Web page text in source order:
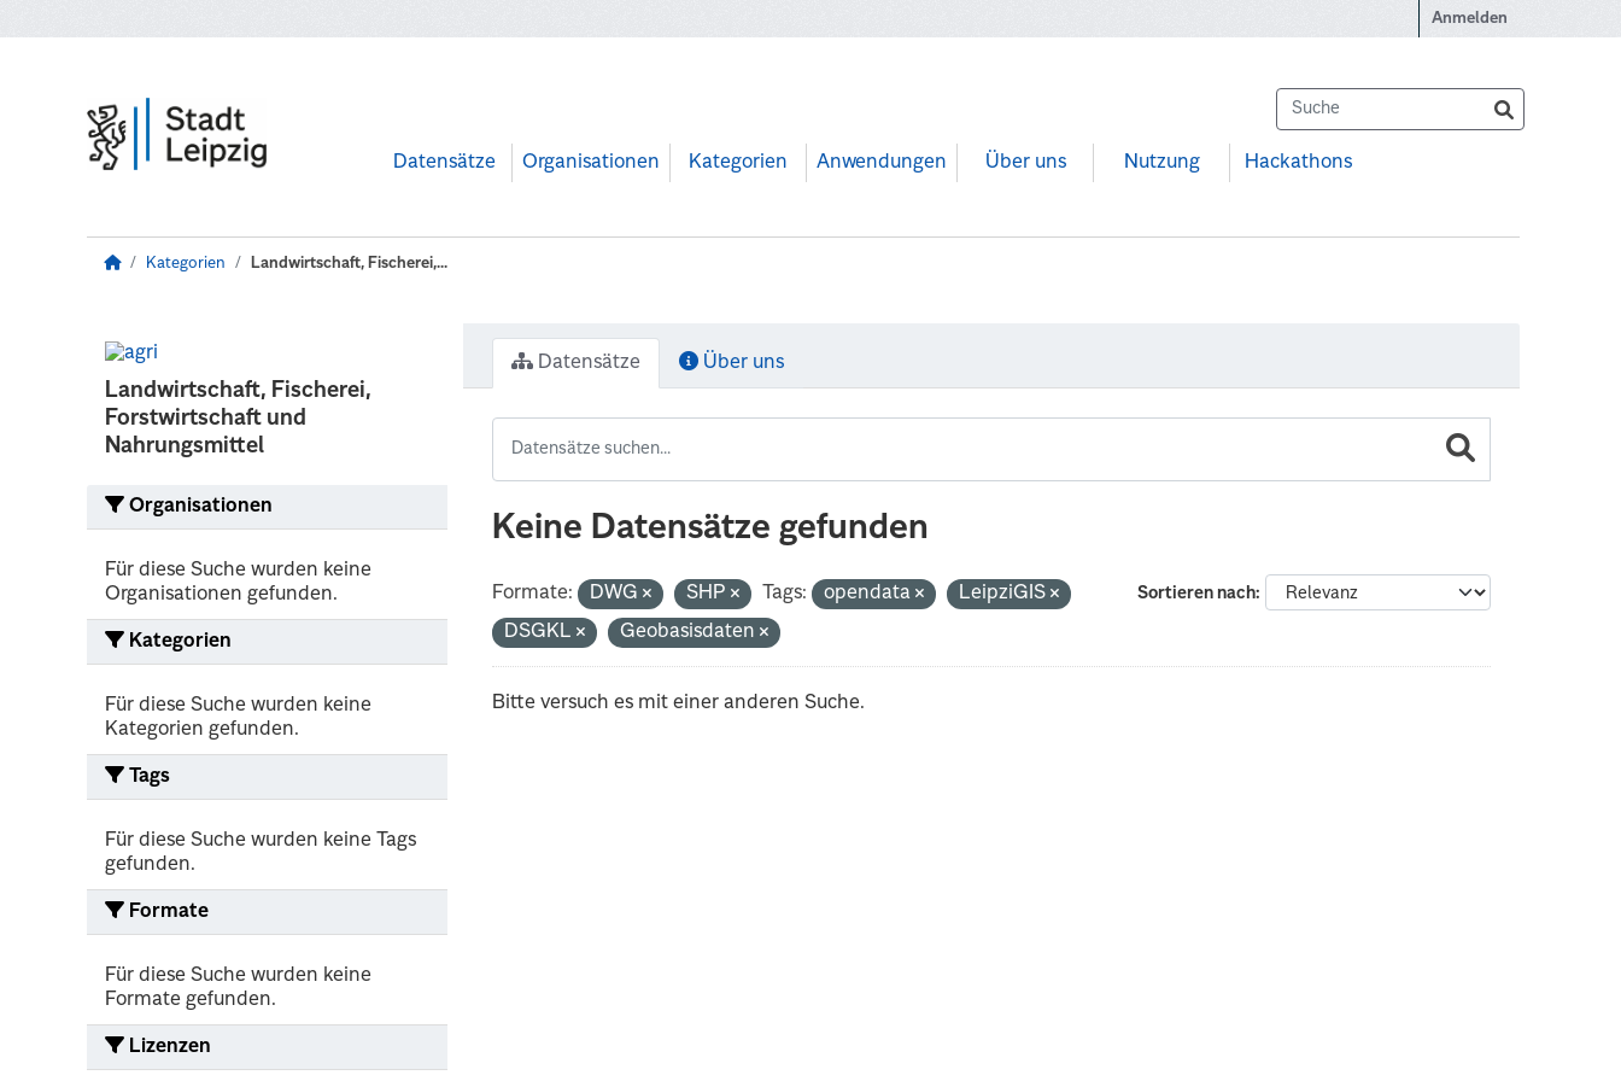
Anmelden
Datensätze Organisationen Kategorien Anwendungen Über uns Nutzung Hackathons
Kategorien Landwirtschaft, Fischerei,...
Landwirtschaft, Fischerei,
Forstwirtschaft und
Nahrungsmittel
Organisationen
Für diese Suche wurden keine
Organisationen gefunden.
Kategorien
Für diese Suche wurden keine
Kategorien gefunden.
Tags
Für diese Suche wurden keine Tags
gefunden.
Formate
Für diese Suche wurden keine
Formate gefunden.
Lizenzen
Datensätze Über uns
Keine Datensätze gefunden
Sortieren nach
Formate: DWG SHP Tags: opendata
LeipziGIS
DSGKL
Geobasisdaten
Bitte versuch es mit einer anderen Suche.